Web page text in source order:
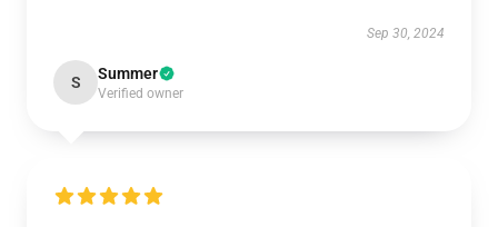
Sep 30, 2024
S Summer
Verified owner